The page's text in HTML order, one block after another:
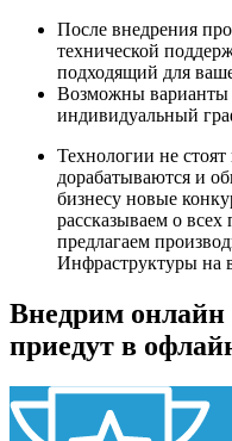
После внедрения
технической
подходящий для
Возможны варианты
индивидуальный
Технологии не
дорабатываются и
бизнесу новые
рассказываем о
предлагаем
Инфраструктуры на
Внедрим
приедут в